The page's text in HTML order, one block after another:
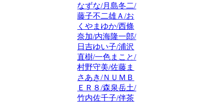
なずな/月島冬二/
藤子不二雄Ａ/お
くやまゆか/西條
奈加/内海隆一郎/
日吉ゆい子/浦沢
直樹/一色まこと/
村野守美/佐藤ま
さあき/ＮＵＭＢ
ＥＲ８/森泉岳土/
竹内佐千子/伴茶